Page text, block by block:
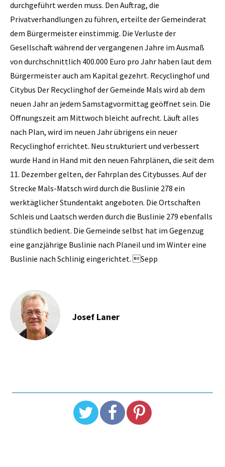
durchgeführt werden muss. Den Auftrag, die
Privatverhandlungen zu führen, erteilte der Gemeinderat
dem Bürgermeister einstimmig. Die Verluste der
Gesellschaft während der vergangenen Jahre im Ausmaß
von durchschnittlich 400.000 Euro pro Jahr haben laut dem
Bürgermeister auch am Kapital gezehrt. Recyclinghof und
Citybus Der Recyclinghof der Gemeinde Mals wird ab dem
neuen Jahr an jedem Samstagvormittag geöffnet sein. Die
Öffnungszeit am Mittwoch bleicht aufrecht. Läuft alles
nach Plan, wird im neuen Jahr übrigens ein neuer
Recyclinghof errichtet. Neu strukturiert und verbessert
wurde Hand in Hand mit den neuen Fahrplänen, die seit dem
11. Dezember gelten, der Fahrplan des Citybusses. Auf der
Strecke Mals-Matsch wird durch die Buslinie 278 ein
werktäglicher Stundentakt angeboten. Die Ortschaften
Schleis und Laatsch werden durch die Buslinie 279 ebenfalls
stündlich bedient. Die Gemeinde selbst hat im Gegenzug
eine ganzjährige Buslinie nach Planeil und im Winter eine
Buslinie nach Schlinig eingerichtet. Sepp
Josef Laner